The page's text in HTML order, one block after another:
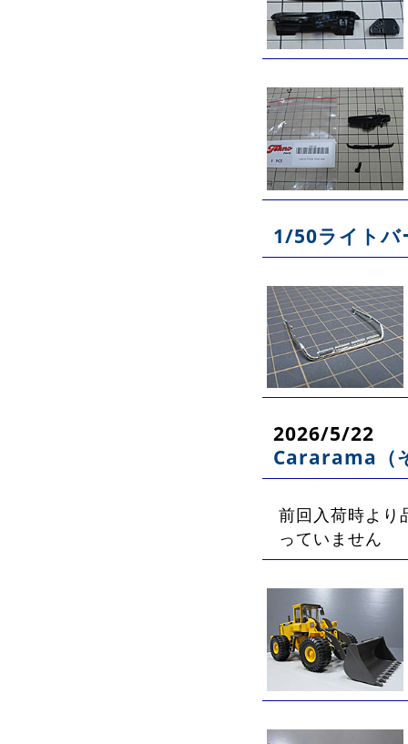
1/50ライトバ
2026/5/22
Cararama（
前回入荷時より
っていません